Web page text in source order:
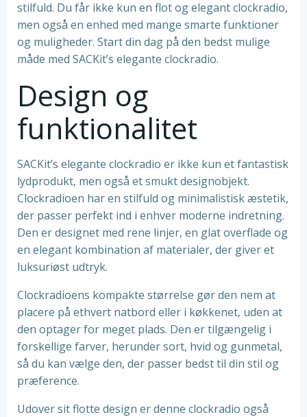
stilfuld. Du får ikke kun en flot og elegant clockradio,
men også en enhed med mange smarte funktioner
og muligheder. Start din dag på den bedst mulige
måde med SACKit’s elegante clockradio.
Design og
funktionalitet
SACKit’s elegante clockradio er ikke kun et fantastisk
lydprodukt, men også et smukt designobjekt.
Clockradioen har en stilfuld og minimalistisk æstetik,
der passer perfekt ind i enhver moderne indretning.
Den er designet med rene linjer, en glat overflade og
en elegant kombination af materialer, der giver et
luksuriøst udtryk.
Clockradioens kompakte størrelse gør den nem at
placere på ethvert natbord eller i køkkenet, uden at
den optager for meget plads. Den er tilgængelig i
forskellige farver, herunder sort, hvid og gunmetal,
så du kan vælge den, der passer bedst til din stil og
præference.
Udover sit flotte design er denne clockradio også